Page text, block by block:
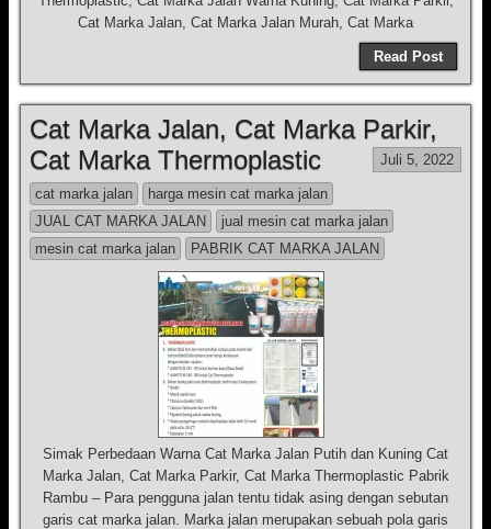
Cat Marka Jalan, Cat Marka Jalan Murah, Cat Marka
Read Post
Cat Marka Jalan, Cat Marka Parkir,
Cat Marka Thermoplastic
Juli 5, 2022
cat marka jalan
harga mesin cat marka jalan
JUAL CAT MARKA JALAN
jual mesin cat marka jalan
mesin cat marka jalan
PABRIK CAT MARKA JALAN
Simak Perbedaan Warna Cat Marka Jalan Putih dan Kuning Cat
Marka Jalan, Cat Marka Parkir, Cat Marka Thermoplastic Pabrik
Rambu – Para pengguna jalan tentu tidak asing dengan sebutan
garis cat marka jalan. Marka jalan merupakan sebuah pola garis